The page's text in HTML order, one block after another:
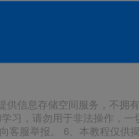
信息存储空间服务，不
习，请勿用于非法操作，
客服举报。 6、本教程仅供